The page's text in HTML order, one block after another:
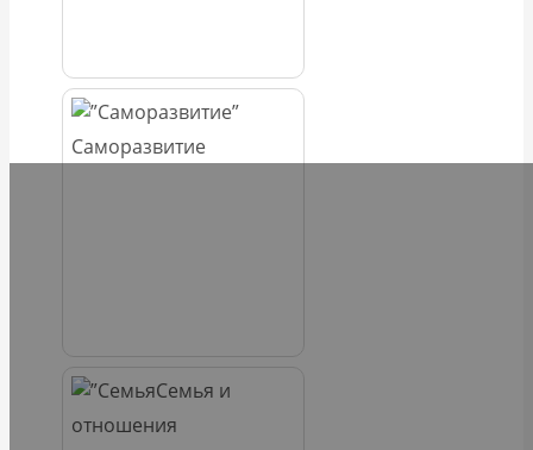
Саморазвитие
Семья и
отношения